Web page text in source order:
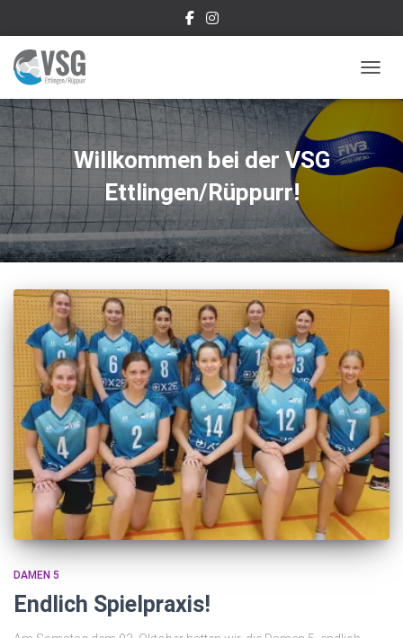
Willkommen bei der VSG
Ettlingen/Rüppurr!
DAMEN 5
Endlich Spielpraxis!